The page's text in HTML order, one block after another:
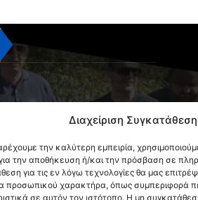
Διαχείριση
την καλύτερη εμπειρία,
την αποθήκευση ή/και την πρόσβαση σε
για τις εν λόγω τεχνολογίες θα μας
προσωπικού χαρακτήρα, όπως συμπεριφορά
σε αυτόν τον ιστότοπο. Η μη